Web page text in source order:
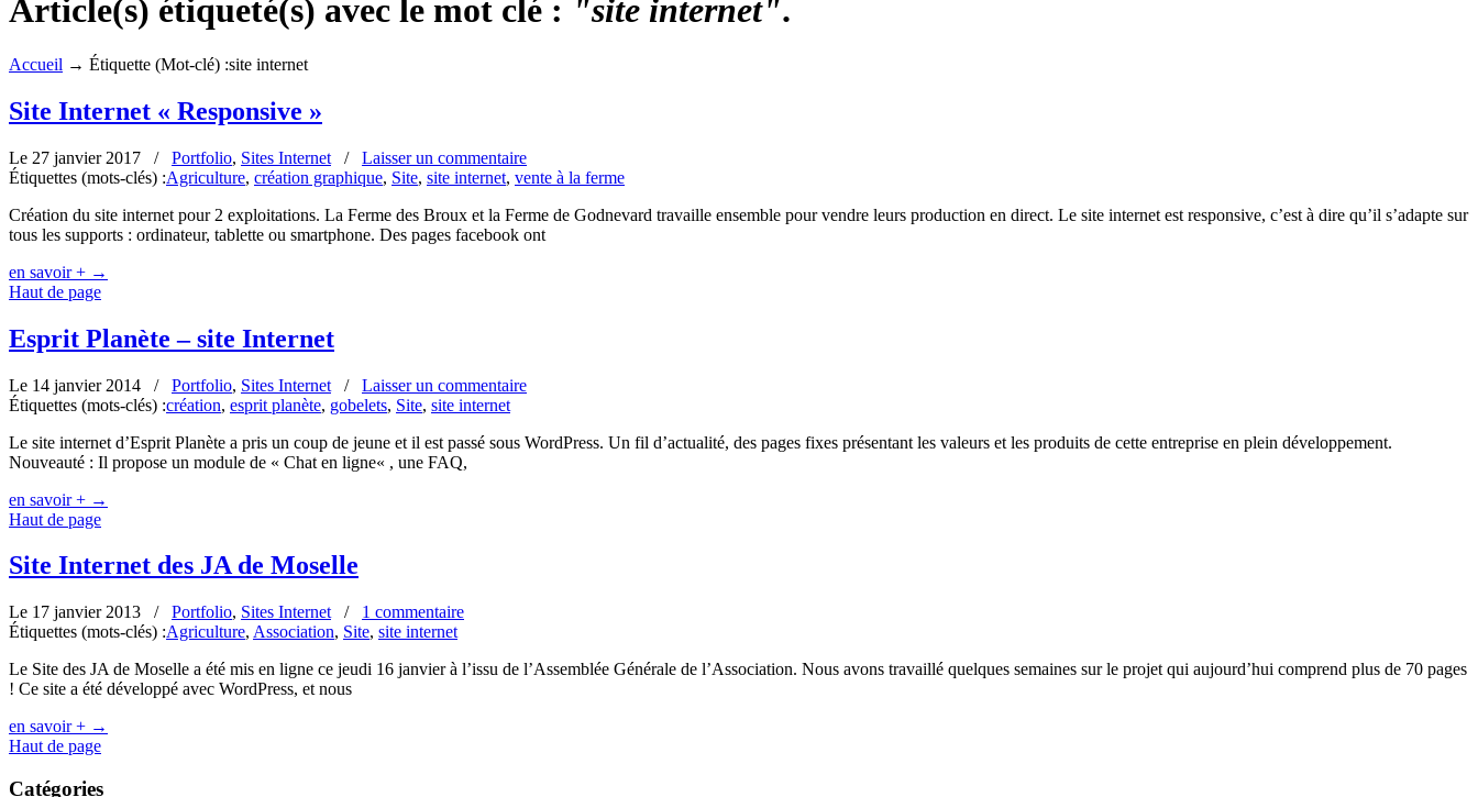
Article(s) étiqueté(s) avec le mot clé : "site internet".
Accueil → Étiquette (Mot-clé) :site internet
Site Internet « Responsive »
Le 27 janvier 2017 / Portfolio, Sites Internet / Laisser un commentaire
Étiquettes (mots-clés) :Agriculture, création graphique, Site, site internet, vente à la ferme
Création du site internet pour 2 exploitations. La Ferme des Broux et la Ferme de Godnevard travaille ensemble pour vendre leurs production en direct. Le site internet est responsive, c’est à dire qu’il s’adapte sur
tous les supports : ordinateur, tablette ou smartphone. Des pages facebook ont
en savoir + →
Haut de page
Esprit Planète – site Internet
Le 14 janvier 2014 / Portfolio, Sites Internet / Laisser un commentaire
Étiquettes (mots-clés) :création, esprit planète, gobelets, Site, site internet
Le site internet d’Esprit Planète a pris un coup de jeune et il est passé sous WordPress. Un fil d’actualité, des pages fixes présentant les valeurs et les produits de cette entreprise en plein développement.
Nouveauté : Il propose un module de « Chat en ligne« , une FAQ,
en savoir + →
Haut de page
Site Internet des JA de Moselle
Le 17 janvier 2013 / Portfolio, Sites Internet / 1 commentaire
Étiquettes (mots-clés) :Agriculture, Association, Site, site internet
Le Site des JA de Moselle a été mis en ligne ce jeudi 16 janvier à l’issu de l’Assemblée Générale de l’Association. Nous avons travaillé quelques semaines sur le projet qui aujourd’hui comprend plus de 70 pages
! Ce site a été développé avec WordPress, et nous
en savoir + →
Haut de page
Catégories